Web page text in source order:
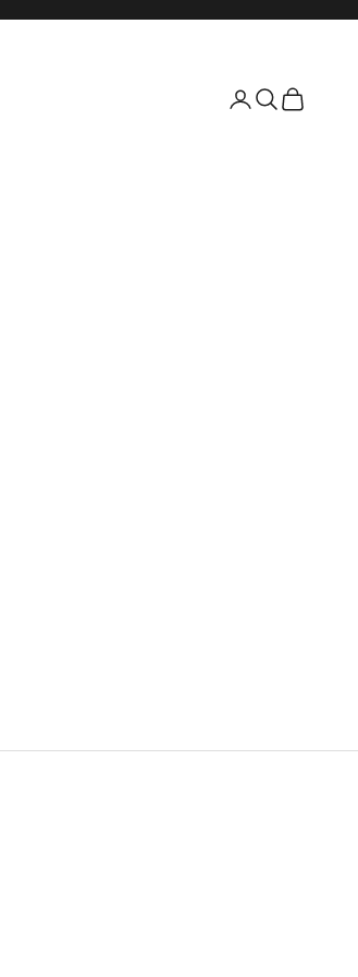
Connexion
Recherche
Panier